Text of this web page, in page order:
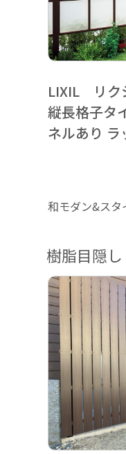
LIXIL リク
縦長格子タ
ネルあり
和モダン&スタ
樹脂目隠し